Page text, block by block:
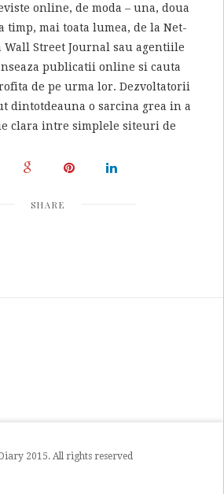
online, de moda – una, doua
timp, mai toata lumea, de la Net-
Wall Street Journal sau agentiile
publicatii online si cauta
de pe urma lor. Dezvoltatorii
dintotdeauna o sarcina grea in a
clara intre simplele siteuri de
SHARE
2015. All rights reserved